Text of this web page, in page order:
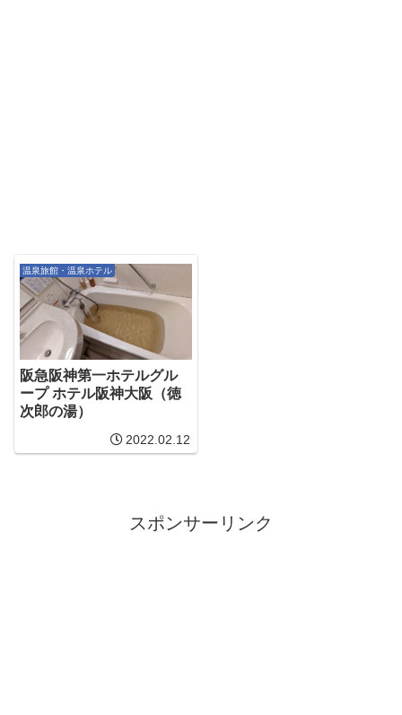
温泉旅館・温泉ホテル
阪急阪神第一ホテルグル
ープ ホテル阪神大阪（徳
次郎の湯）
2022.02.12
スポンサーリンク